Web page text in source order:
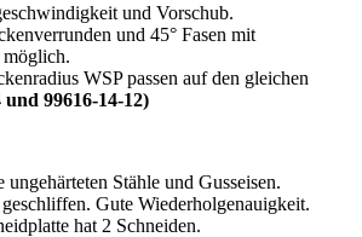
und Vorschub.
und 45° Fasen mit
möglich.
WSP passen auf den gleichen
und 99616-14-12)
ungehärteten Stähle und Gusseisen.
geschliffen. Gute Wiederholgenauigkeit.
hat 2 Schneiden.